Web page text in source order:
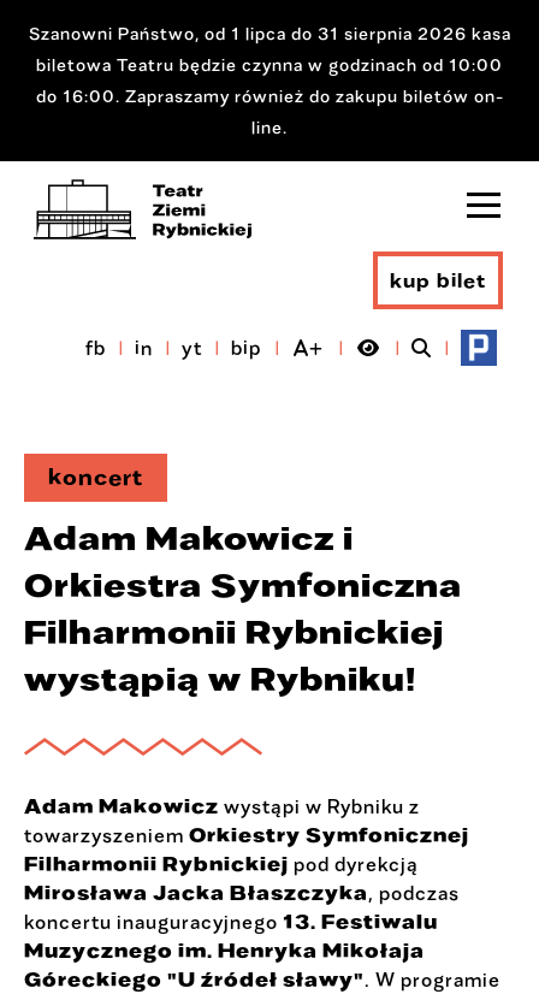
Szanowni Państwo, od 1 lipca do 31 sierpnia 2026 kasa
biletowa Teatru będzie czynna w godzinach od 10:00
do 16:00. Zapraszamy również do zakupu biletów on-
line.
kup bilet
fb in yt bip
koncert
Adam Makowicz i
Orkiestra Symfoniczna
Filharmonii Rybnickiej
wystąpią w Rybniku!
Adam Makowicz wystąpi w Rybniku z
towarzyszeniem Orkiestry Symfonicznej
Filharmonii Rybnickiej pod dyrekcją
Mirosława Jacka Błaszczyka
, podczas
koncertu inauguracyjnego 13. Festiwalu
Muzycznego im. Henryka Mikołaja
Góreckiego "U źródeł sławy"
. W programie